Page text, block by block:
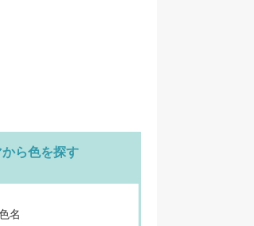
から色を探す
名